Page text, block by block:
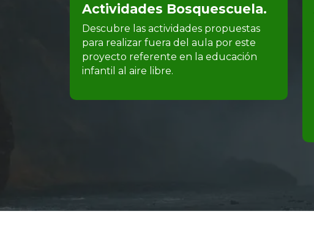
Actividades Bosquescuela.
Descubre las actividades propuestas
para realizar fuera del aula por este
proyecto referente en la educación
infantil al aire libre.